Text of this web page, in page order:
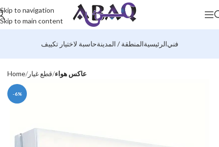
Skip to navigation
Skip to main content
حاسبة لاختيار تكييفالمنطقة / المدينةالرئيسيةفني
Home قطع غيار عاكس هواء
-6%